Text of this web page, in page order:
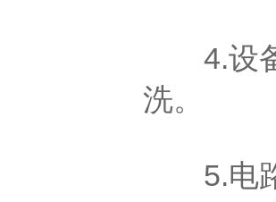
4.设备
洗。
5.电路